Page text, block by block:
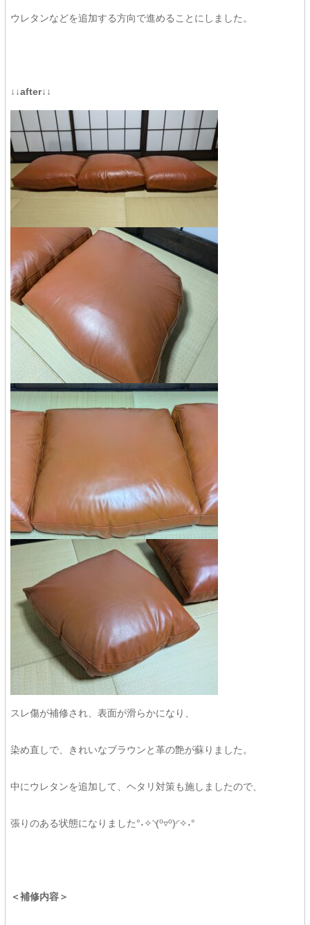
ウレタンなどを追加する方向で進めることにしました。
↓↓after↓↓
スレ傷が補修され、表面が滑らかになり、
染め直しで、きれいなブラウンと革の艶が蘇りました。
中にウレタンを追加して、ヘタリ対策も施しましたので、
張りのある状態になりました°˖✧◝(⁰▿⁰)◜✧˖°
＜補修内容＞